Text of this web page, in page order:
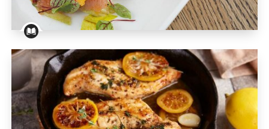
Rezept: Fenchelsalat mit Zitrusfrüchten, Trüffel-